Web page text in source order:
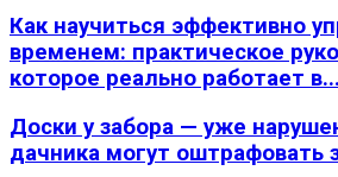
Как научиться эффективно
временем: практическое
которое реально работает в...
Доски у забора — уже
дачника могут оштрафовать